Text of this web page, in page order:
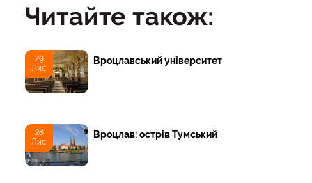
Читайте також:
29
Лис
Вроцлавський університет
28
Лис
Вроцлав: острів Тумський